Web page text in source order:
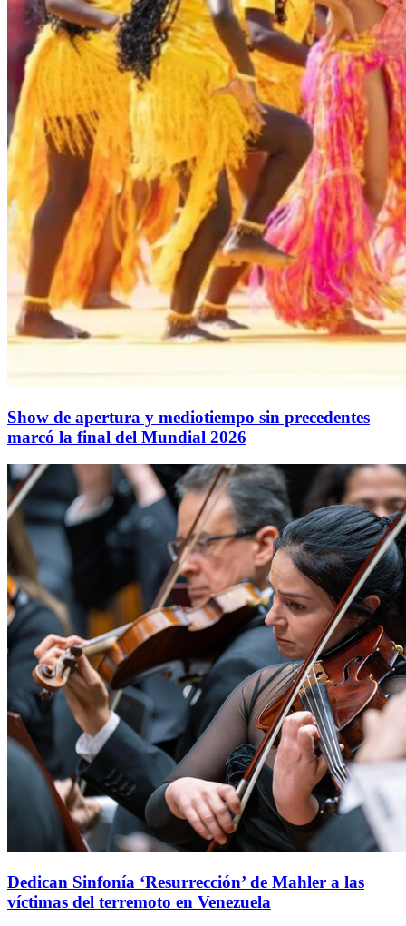
Show de apertura y mediotiempo sin precedentes
marcó la final del Mundial 2026
Dedican Sinfonía ‘Resurrección’ de Mahler a las
víctimas del terremoto en Venezuela